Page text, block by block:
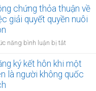
nạn
lý
nợ
định
về
đổi
nuôi
con
chứng thỏa thuận về
giải quyết quyền nuôi
năng bình luận bị tắt
chứng
thỏa
thuận
ký kết hôn khi một
là người không quốc